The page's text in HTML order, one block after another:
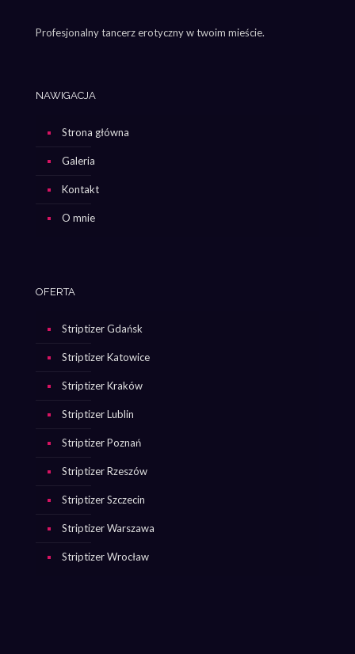
Profesjonalny tancerz erotyczny w twoim mieście.
NAWIGACJA
Strona główna
Galeria
Kontakt
O mnie
OFERTA
Striptizer Gdańsk
Striptizer Katowice
Striptizer Kraków
Striptizer Lublin
Striptizer Poznań
Striptizer Rzeszów
Striptizer Szczecin
Striptizer Warszawa
Striptizer Wrocław